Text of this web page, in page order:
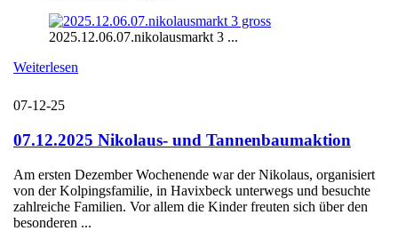
2025.12.06.07.nikolausmarkt 3 ...
Weiterlesen
07-12-25
07.12.2025 Nikolaus- und Tannenbaumaktion
Am ersten Dezember Wochenende war der Nikolaus, organisiert
von der Kolpingsfamilie, in Havixbeck unterwegs und besuchte
zahlreiche Familien. Vor allem die Kinder freuten sich über den
besonderen ...